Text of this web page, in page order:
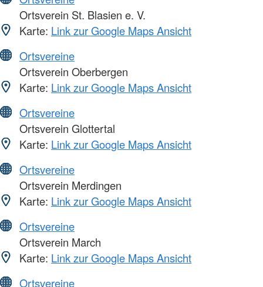
Ortsverein St. Blasien e. V.
Karte: Link zur Google Maps Ansicht
Ortsvereine
Ortsverein Oberbergen
Karte: Link zur Google Maps Ansicht
Ortsvereine
Ortsverein Glottertal
Karte: Link zur Google Maps Ansicht
Ortsvereine
Ortsverein Merdingen
Karte: Link zur Google Maps Ansicht
Ortsvereine
Ortsverein March
Karte: Link zur Google Maps Ansicht
Ortsvereine